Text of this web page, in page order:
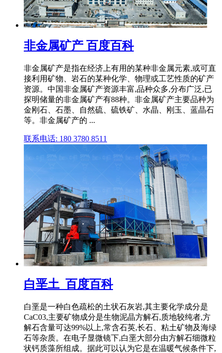
非金属矿产 百度百科
非金属矿产是指在经济上有用的某种非金属元素,或可直
接利用矿物、岩石的某种化学、物理或工艺性质的矿产
资源。中国非金属矿产资源丰富,品种众多,分布广泛,已
探明储量的非金属矿产有88种。非金属矿产主要品种为
金刚石、石墨、自然硫、硫铁矿、水晶、刚玉、蓝晶石
等。非金属矿产的 ...
联系电话: 180 3780 8511
白垩土_百度百科
白垩是一种白色疏松的土状石灰岩,其主要化学成分是
CaC03,主要矿物成分是生物泥晶方解石,质地较纯者,方
解石含量可达99%以上,常含石英,长石、粘土矿物及海绿
石等杂质。在电子显微镜下,白垩大部分由方解石细微粒
状钙质藻所组成。据此可以认为它是在温暖气候条件下,